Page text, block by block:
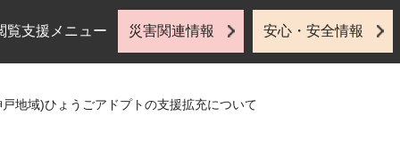
覧支援メニュー 災害関連情報 安心・安全情報
地域)ひょうごアドプトの支援拡充について